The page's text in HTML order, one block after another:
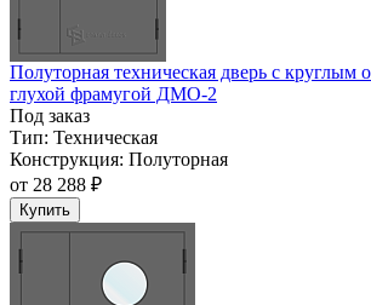
Полуторная техническая дверь с круглым
глухой фрамугой ДМО-2
Под заказ
Тип: Техническая
Конструкция: Полуторная
от 28 288 ₽
Купить